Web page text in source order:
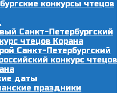
конкурсы чтецов
Санкт-Петербургский
чтецов Корана
Санкт-Петербургский
конкурс чтецов
даты
праздники